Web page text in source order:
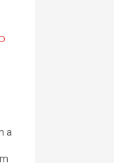
a